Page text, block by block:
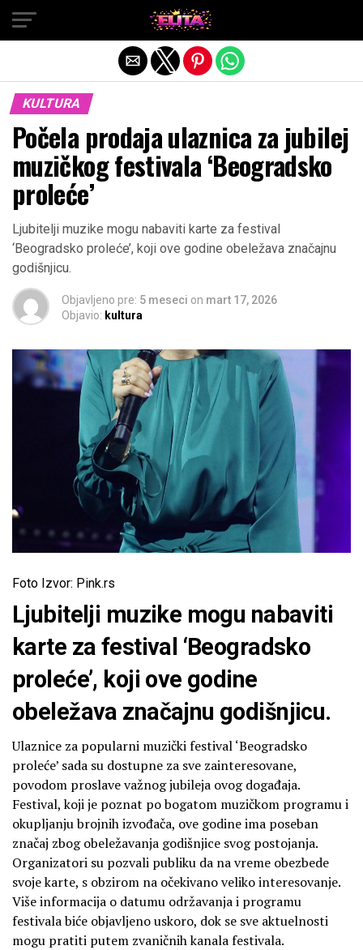
KULTURA
Počela prodaja ulaznica za jubilej
muzičkog festivala ‘Beogradsko
proleće’
Ljubitelji muzike mogu nabaviti karte za festival
‘Beogradsko proleće’, koji ove godine obeležava značajnu
godišnjicu.
Objavljeno pre: 5 meseci on mart 17, 2026
Objavio: kultura
Foto Izvor: Pink.rs
Ljubitelji muzike mogu nabaviti
karte za festival ‘Beogradsko
proleće’, koji ove godine
obeležava značajnu godišnjicu.
Ulaznice za popularni muzički festival ‘Beogradsko
proleće’ sada su dostupne za sve zainteresovane,
povodom proslave važnog jubileja ovog događaja.
Festival, koji je poznat po bogatom muzičkom programu i
okupljanju brojnih izvođača, ove godine ima poseban
značaj zbog obeležavanja godišnjice svog postojanja.
Organizatori su pozvali publiku da na vreme obezbede
svoje karte, s obzirom na očekivano veliko interesovanje.
Više informacija o datumu održavanja i programu
festivala biće objavljeno uskoro, dok se sve aktuelnosti
mogu pratiti putem zvaničnih kanala festivala.
Exit mobile version